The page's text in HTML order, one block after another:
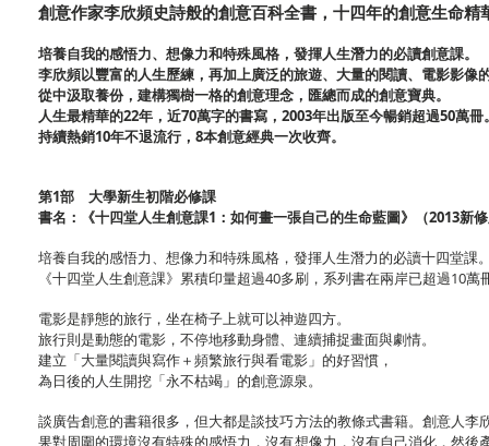
創意作家李欣頻史詩般的創意百科全書，十四年的創意生命精
培養自我的感悟力、想像力和特殊風格，發揮人生潛力的必讀創意課。
李欣頻以豐富的人生歷練，再加上廣泛的旅遊、大量的閱讀、電影影像
從中汲取養份，建構獨樹一格的創意理念，匯總而成的創意寶典。
人生最精華的22年，近70萬字的書寫，2003年出版至今暢銷超過50萬冊
持續熱銷10年不退流行，8本創意經典一次收齊。
第1部 大學新生初階必修課
書名：《十四堂人生創意課1：如何畫一張自己的生命藍圖》（2013新
培養自我的感悟力、想像力和特殊風格，發揮人生潛力的必讀十四堂課
《十四堂人生創意課》累積印量超過40多刷，系列書在兩岸已超過10萬
電影是靜態的旅行，坐在椅子上就可以神遊四方。
旅行則是動態的電影，不停地移動身體、連續捕捉畫面與劇情。
建立「大量閱讀與寫作＋頻繁旅行與看電影」的好習慣，
為日後的人生開挖「永不枯竭」的創意源泉。
談廣告創意的書籍很多，但大都是談技巧方法的教條式書籍。創意人
果對周圍的環境沒有特殊的感悟力，沒有想像力，沒有自己消化，然